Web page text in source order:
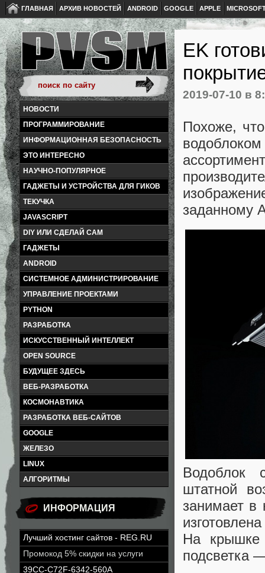
ГЛАВНАЯ АРХИВ НОВОСТЕЙ ANDROID GOOGLE APPLE
НОВОСТИ
ПРОГРАММИРОВАНИЕ
ИНФОРМАЦИОННАЯ БЕЗОПАСНОСТЬ
ЭТО ИНТЕРЕСНО
НАУЧНО-ПОПУЛЯРНОЕ
ГАДЖЕТЫ И УСТРОЙСТВА ДЛЯ ГИКОВ
ТЕКУЧКА
JAVASCRIPT
DIY ИЛИ СДЕЛАЙ САМ
ГАДЖЕТЫ
ANDROID
СИСТЕМНОЕ АДМИНИСТРИРОВАНИЕ
УПРАВЛЕНИЕ ПРОЕКТАМИ
PYTHON
РАЗРАБОТКА
ИСКУССТВЕННЫЙ ИНТЕЛЛЕКТ
OPEN SOURCE
БУДУЩЕЕ ЗДЕСЬ
ВЕБ-РАЗРАБОТКА
КОСМОНАВТИКА
РАЗРАБОТКА ВЕБ-САЙТОВ
GOOGLE
ЖЕЛЕЗО
LINUX
АЛГОРИТМЫ
ИНФОРМАЦИЯ
Лучший хостинг сайтов - REG.RU
Промокод 5% скидки на услуги
39CC-C72F-6342-560A
EK
2019-07-10 в
Похоже,
заданному
Водоблок
штатной
занимает в
На крышке
подсветка